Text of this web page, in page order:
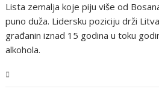
Lista zemalja koje piju više od
puno duža. Lidersku poziciju drži
građanin iznad 15 godina u toku
alkohola.